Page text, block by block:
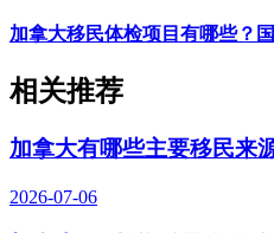
加拿大移民体检项目有哪些？
相关推荐
加拿大有哪些主要移民来
2026-07-06